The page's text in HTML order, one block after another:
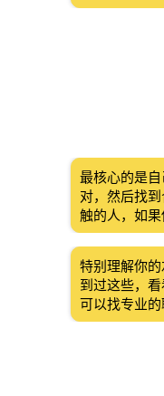
最核心的是
对，然后找
触的人，如
特别理解你
到过这些，
可以找专业